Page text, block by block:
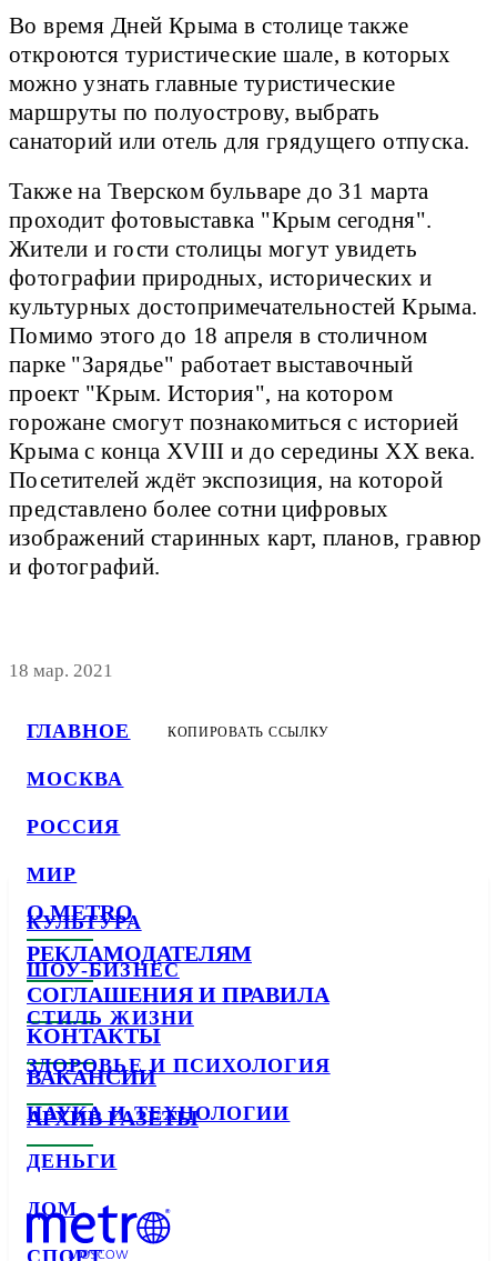
ГЛАВНОЕ
МОСКВА
РОССИЯ
МИР
КУЛЬТУРА
ШОУ-БИЗНЕС
СТИЛЬ ЖИЗНИ
ЗДОРОВЬЕ И ПСИХОЛОГИЯ
НАУКА И ТЕХНОЛОГИИ
ДЕНЬГИ
ДОМ
СПОРТ
Во время Дней Крыма в столице также
откроются туристические шале, в которых
можно узнать главные туристические
маршруты по полуострову, выбрать
санаторий или отель для грядущего отпуска.
Также на Тверском бульваре до 31 марта
проходит фотовыставка "Крым сегодня".
Жители и гости столицы могут увидеть
фотографии природных, исторических и
культурных достопримечательностей Крыма.
Помимо этого до 18 апреля в столичном
парке "Зарядье" работает выставочный
проект "Крым. История", на котором
горожане смогут познакомиться с историей
Крыма с конца XVIII и до середины XX века.
Посетителей ждёт экспозиция, на которой
представлено более сотни цифровых
изображений старинных карт, планов, гравюр
и фотографий.
18 мар. 2021
КОПИРОВАТЬ ССЫЛКУ
О METRO
РЕКЛАМОДАТЕЛЯМ
СОГЛАШЕНИЯ И ПРАВИЛА
КОНТАКТЫ
ВАКАНСИИ
АРХИВ ГАЗЕТЫ